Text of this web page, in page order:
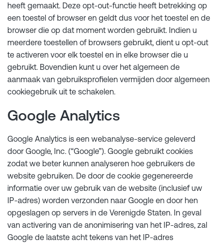
heeft gemaakt. Deze opt-out-functie heeft betrekking op
een toestel of browser en geldt dus voor het toestel en de
browser die op dat moment worden gebruikt. Indien u
meerdere toestellen of browsers gebruikt, dient u opt-out
te activeren voor elk toestel en in elke browser die u
gebruikt. Bovendien kunt u over het algemeen de
aanmaak van gebruiksprofielen vermijden door algemeen
cookiegebruik uit te schakelen.
Google Analytics
Google Analytics is een webanalyse-service geleverd
door Google, Inc. (“Google”). Google gebruikt cookies
zodat we beter kunnen analyseren hoe gebruikers de
website gebruiken. De door de cookie gegenereerde
informatie over uw gebruik van de website (inclusief uw
IP-adres) worden verzonden naar Google en door hen
opgeslagen op servers in de Verenigde Staten. In geval
van activering van de anonimisering van het IP-adres, zal
Google de laatste acht tekens van het IP-adres